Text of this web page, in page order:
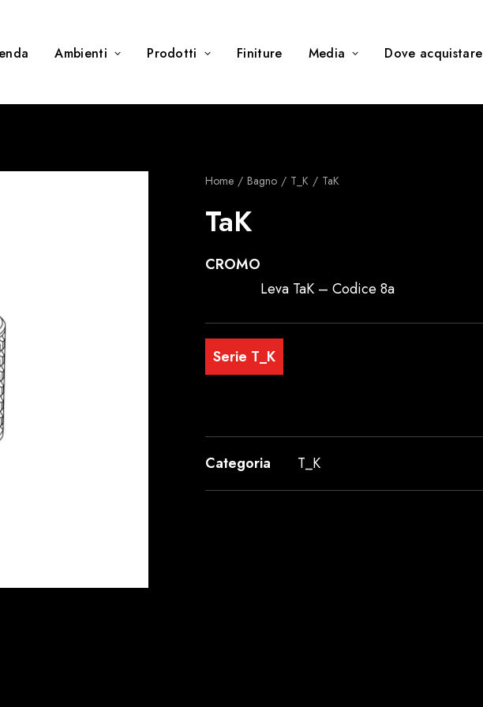
Ambienti Prodotti Finiture Media Dove acquistare
Home Bagno T_K TaK
TaK
CROMO
Leva TaK – Codice 8a
Serie T_K
Categoria T_K